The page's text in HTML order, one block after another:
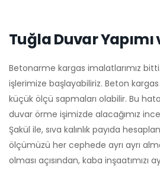
Tuğla Duvar Yapımı
Betonarme kargas imalatlarımız
işlerimize başlayabiliriz. Beton
küçük ölçü sapmaları olabilir. Bu
duvar örme işimizde alacağımız
Şakül ile, sıva kalınlık payıda
ölçümüzü her cephede ayrı ayrı
olması açısından, kaba inşaatımızı